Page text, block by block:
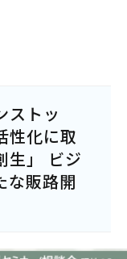
ストッ
性化に取
生」 ビジ
な販路開